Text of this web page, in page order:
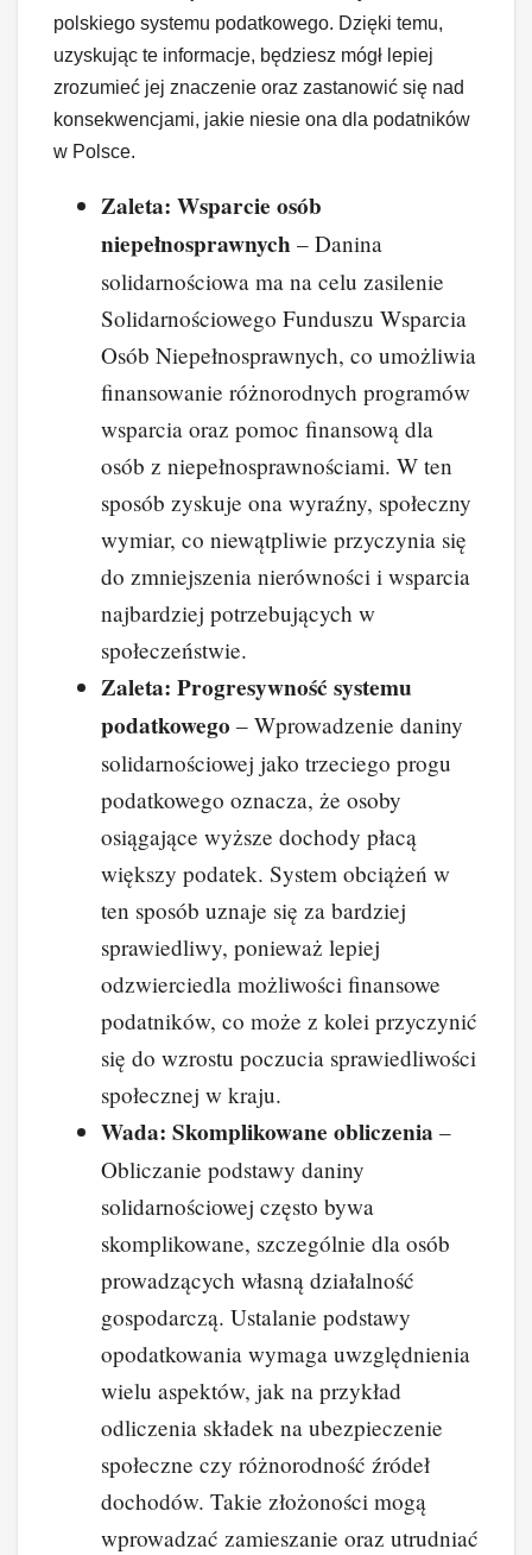
polskiego systemu podatkowego. Dzięki temu,
uzyskując te informacje, będziesz mógł lepiej
zrozumieć jej znaczenie oraz zastanowić się nad
konsekwencjami, jakie niesie ona dla podatników
w Polsce.
Zaleta: Wsparcie osób
niepełnosprawnych – Danina
solidarnościowa ma na celu zasilenie
Solidarnościowego Funduszu Wsparcia
Osób Niepełnosprawnych, co umożliwia
finansowanie różnorodnych programów
wsparcia oraz pomoc finansową dla
osób z niepełnosprawnościami. W ten
sposób zyskuje ona wyraźny, społeczny
wymiar, co niewątpliwie przyczynia się
do zmniejszenia nierówności i wsparcia
najbardziej potrzebujących w
społeczeństwie.
Zaleta: Progresywność systemu
podatkowego – Wprowadzenie daniny
solidarnościowej jako trzeciego progu
podatkowego oznacza, że osoby
osiągające wyższe dochody płacą
większy podatek. System obciążeń w
ten sposób uznaje się za bardziej
sprawiedliwy, ponieważ lepiej
odzwierciedla możliwości finansowe
podatników, co może z kolei przyczynić
się do wzrostu poczucia sprawiedliwości
społecznej w kraju.
Wada: Skomplikowane obliczenia –
Obliczanie podstawy daniny
solidarnościowej często bywa
skomplikowane, szczególnie dla osób
prowadzących własną działalność
gospodarczą. Ustalanie podstawy
opodatkowania wymaga uwzględnienia
wielu aspektów, jak na przykład
odliczenia składek na ubezpieczenie
społeczne czy różnorodność źródeł
dochodów. Takie złożoności mogą
wprowadzać zamieszanie oraz utrudniać